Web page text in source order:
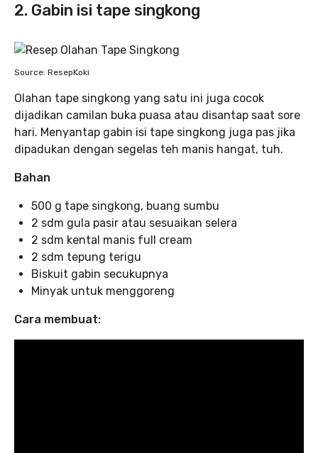
2. Gabin isi tape singkong
Source: ResepKoki
Olahan tape singkong yang satu ini juga cocok
dijadikan camilan buka puasa atau disantap saat sore
hari. Menyantap gabin isi tape singkong juga pas jika
dipadukan dengan segelas teh manis hangat, tuh.
Bahan
500 g tape singkong, buang sumbu
2 sdm gula pasir atau sesuaikan selera
2 sdm kental manis full cream
2 sdm tepung terigu
Biskuit gabin secukupnya
Minyak untuk menggoreng
Cara membuat: